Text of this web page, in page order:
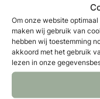
Om onze website
maken wij gebruik van
hebben wij toestemming
akkoord met het gebruik
lezen in onze
B&B Club – registreren
B&B Club – voordelen
B&B Club – voorwaarden
Over Bruid &
Al 40 jaar dé plek